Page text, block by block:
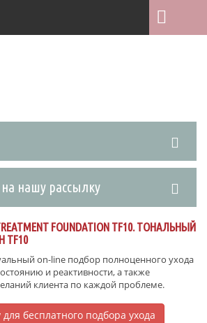
нашу рассылку
FOUNDATION TF10. ТОНАЛЬНЫЙ
TF10
on-line подбор полноценного ухода
и реактивности, а также
клиента по каждой проблеме.
бесплатного подбора ухода